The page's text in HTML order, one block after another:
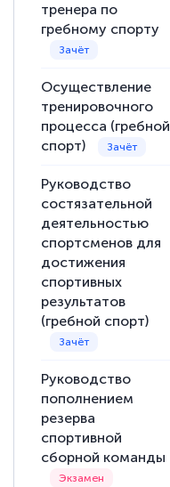
тренера по
гребному спорту
Осуществление
тренировочного
процесса (гребной
спорт)
Руководство
состязательной
деятельностью
спортсменов для
достижения
спортивных
результатов
(гребной спорт)
Руководство
пополнением
резерва
спортивной
сборной команды